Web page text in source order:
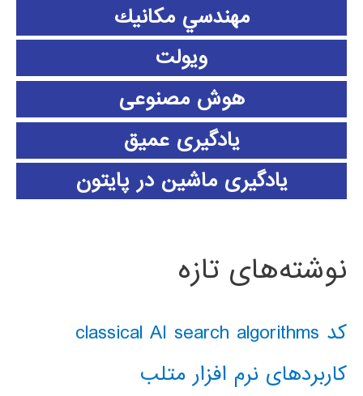
مهندسي مكانيك
ویولت
هوش مصنوعی
یادگیری عمیق
یادگیری ماشین در پایتون
نوشته‌های تازه
کد classical AI search algorithms
کاربردهای نرم افزار متلب